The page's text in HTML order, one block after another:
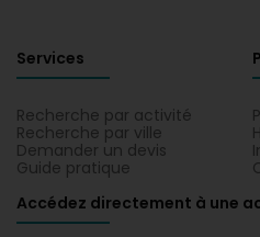
Services
Recherche par activité
Recherche par ville
Demander un devis
Guide pratique
Accédez directement à une